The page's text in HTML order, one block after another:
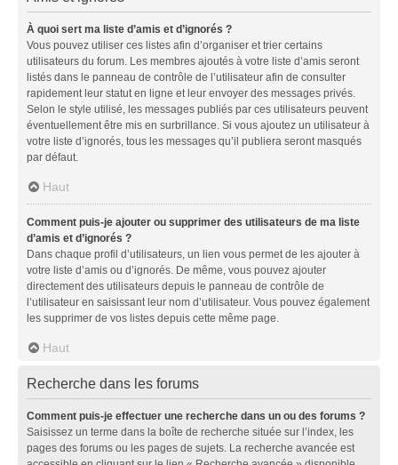
À quoi sert ma liste d’amis et d’ignorés ?
Vous pouvez utiliser ces listes afin d’organiser et trier certains
utilisateurs du forum. Les membres ajoutés à votre liste d’amis seront
listés dans le panneau de contrôle de l’utilisateur afin de consulter
rapidement leur statut en ligne et leur envoyer des messages privés.
Selon le style utilisé, les messages publiés par ces utilisateurs peuvent
éventuellement être mis en surbrillance. Si vous ajoutez un utilisateur à
votre liste d’ignorés, tous les messages qu’il publiera seront masqués
par défaut.
Haut
Comment puis-je ajouter ou supprimer des utilisateurs de ma liste
d’amis et d’ignorés ?
Dans chaque profil d’utilisateurs, un lien vous permet de les ajouter à
votre liste d’amis ou d’ignorés. De même, vous pouvez ajouter
directement des utilisateurs depuis le panneau de contrôle de
l’utilisateur en saisissant leur nom d’utilisateur. Vous pouvez également
les supprimer de vos listes depuis cette même page.
Haut
Recherche dans les forums
Comment puis-je effectuer une recherche dans un ou des forums ?
Saisissez un terme dans la boîte de recherche située sur l’index, les
pages des forums ou les pages de sujets. La recherche avancée est